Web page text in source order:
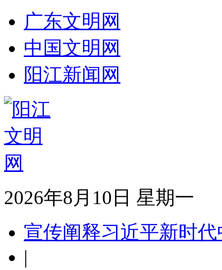
广东文明网
中国文明网
阳江新闻网
2026年8月10日 星期一
宣传阐释习近平新时
|